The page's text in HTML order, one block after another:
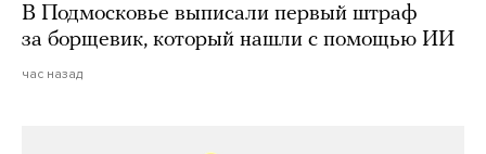
В Подмосковье выписали первый штраф
за борщевик, который нашли с помощью ИИ
час назад